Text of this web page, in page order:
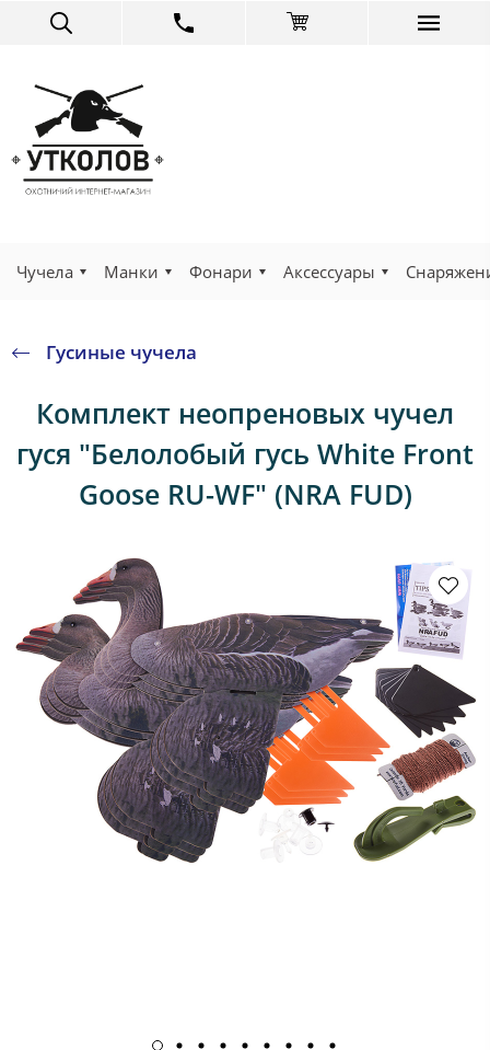
Чучела Манки Фонари Аксессуары
Гусиные чучела
Комплект неопреновых чучел
гуся "Белолобый гусь White Front
Goose RU-WF" (NRA FUD)